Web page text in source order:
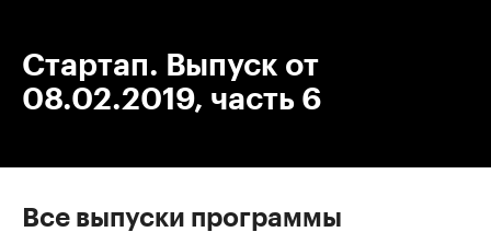
Стартап. Выпуск от
08.02.2019, часть 6
Все выпуски программы